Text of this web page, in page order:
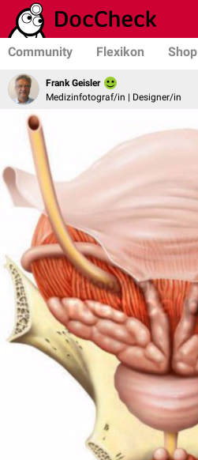
Community Flexikon Shop
Frank Geisler
Medizinfotograf/in | Designer/in